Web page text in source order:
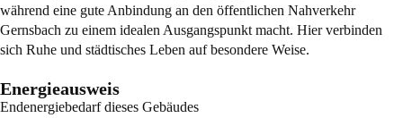
während eine gute Anbindung an den öffentlichen Nahverkehr
Gernsbach zu einem idealen Ausgangspunkt macht. Hier verbinden
sich Ruhe und städtisches Leben auf besondere Weise.
Energieausweis
Endenergiebedarf dieses Gebäudes